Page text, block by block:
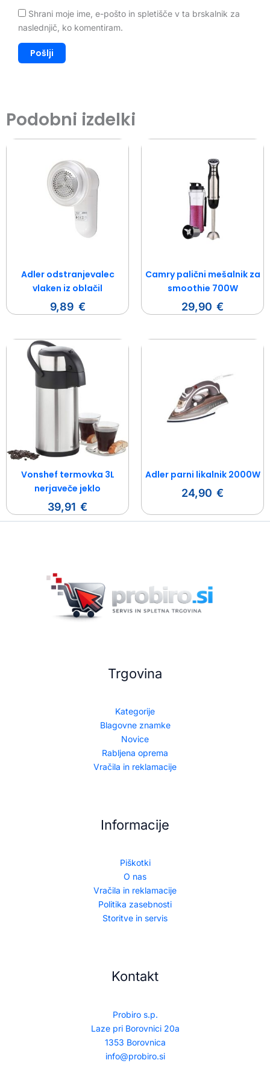
Shrani moje ime, e-pošto in spletišče v ta brskalnik za
naslednjič, ko komentiram.
Podobni izdelki
Adler odstranjevalec
vlaken iz oblačil
9,89 €
Camry palični mešalnik za
smoothie 700W
29,90 €
Vonshef termovka 3L
nerjaveče jeklo
39,91 €
Adler parni likalnik 2000W
24,90 €
Trgovina
Kategorije
Blagovne znamke
Novice
Rabljena oprema
Vračila in reklamacije
Informacije
Piškotki
O nas
Vračila in reklamacije
Politika zasebnosti
Storitve in servis
Kontakt
Probiro s.p.
Laze pri Borovnici 20a
1353 Borovnica
info@probiro.si